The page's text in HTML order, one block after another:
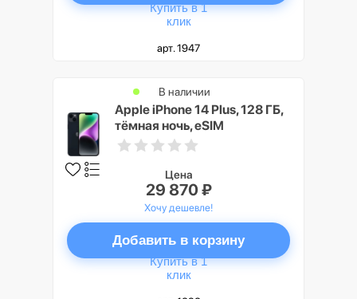
Купить в 1
клик
арт. 1947
Apple iPhone 14 Plus, 128 ГБ,
тёмная ночь, eSIM
В наличии
Цена
29 870 ₽
Хочу дешевле!
Добавить в корзину
Купить в 1
клик